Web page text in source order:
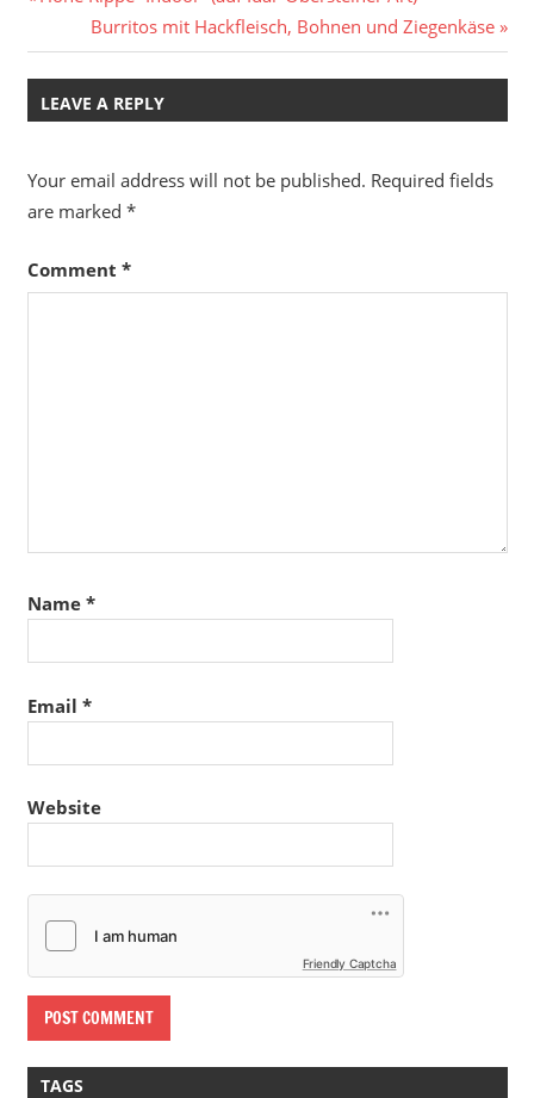
navigation
Next
Post:
Burritos mit Hackfleisch, Bohnen und Ziegenkäse
LEAVE A REPLY
Your email address will not be published. Required fields
are marked *
Comment *
Name *
Email *
Website
Friendly Captcha
TAGS